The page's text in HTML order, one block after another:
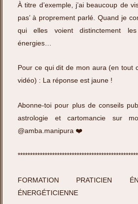
À titre d’exemple, j’ai beaucoup de
pas’ à proprement parlé. Quand je
qui elles voient distinctement
énergies…
Pour ce qui dit de mon aura (en tout
vidéo) : La réponse est jaune !
Abonne-toi pour plus de conseils
astrologie et cartomancie sur
@amba.manipura ❤️
FORMATION PRATICIEN
ÉNERGÉTICIENNE